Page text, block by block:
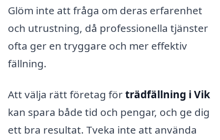
Glöm inte att fråga om deras erfarenhet
och utrustning, då professionella tjänster
ofta ger en tryggare och mer effektiv
fällning.
Att välja rätt företag förträdfällning i Vik
kan spara både tid och pengar, och ge dig
ett bra resultat. Tveka inte att använda